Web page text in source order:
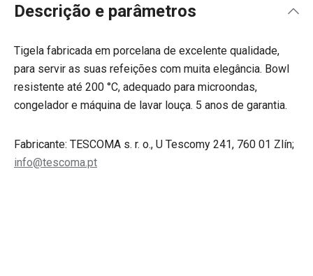
Descrição e parâmetros
Tigela fabricada em porcelana de excelente qualidade,
para servir as suas refeições com muita elegância. Bowl
resistente até 200 °C, adequado para microondas,
congelador e máquina de lavar louça. 5 anos de garantia.
Fabricante: TESCOMA s. r. o., U Tescomy 241, 760 01 Zlín;
info@tescoma.pt